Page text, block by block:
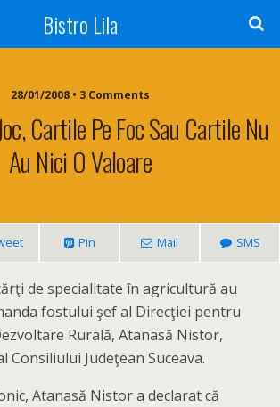
Bistro Lila
28/01/2008 • 3 Comments
Cartile Pe Foc Sau Cartile Nu
Au Nici O Valoare
Pin Mail SMS
de specialitate în agricultură au
fostului şef al Direcţiei pentru
Rurală, Atanasă Nistor,
Consiliului Judeţean Suceava.
Atanasă Nistor a declarat că